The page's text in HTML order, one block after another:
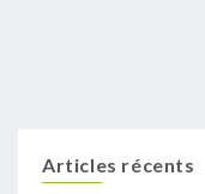
Articles récents